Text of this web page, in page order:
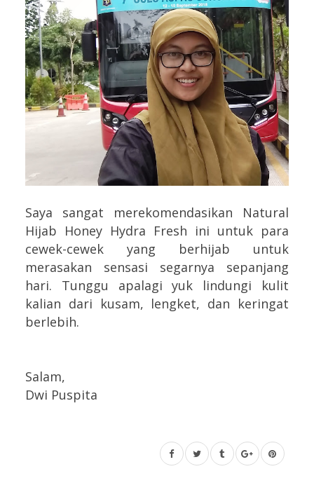
Saya sangat merekomendasikan Natural
Hijab Honey Hydra Fresh ini untuk para
cewek-cewek yang berhijab untuk
merasakan sensasi segarnya sepanjang
hari. Tunggu apalagi yuk lindungi kulit
kalian dari kusam, lengket, dan keringat
berlebih.
Salam,
Dwi Puspita